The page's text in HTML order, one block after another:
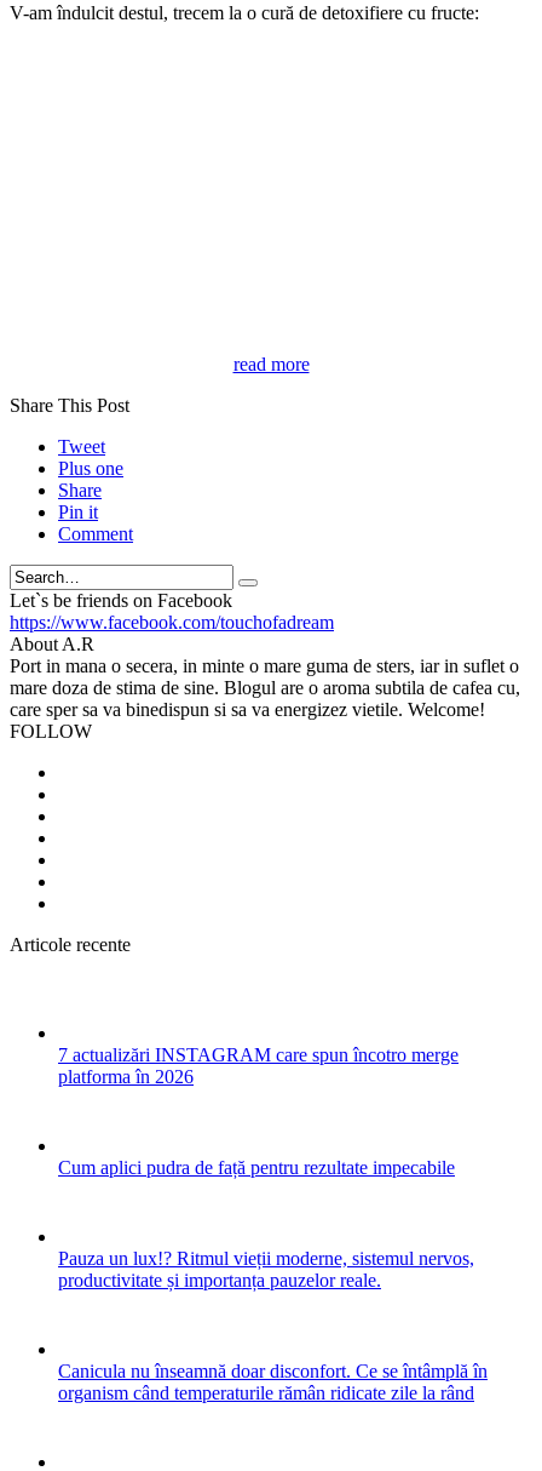
V-am îndulcit destul, trecem la o cură de detoxifiere cu fructe:
read more
Share This Post
Tweet
Plus one
Share
Pin it
Comment
Search
Let`s be friends on Facebook
https://www.facebook.com/touchofadream
About A.R
Port in mana o secera, in minte o mare guma de sters, iar in suflet o
mare doza de stima de sine. Blogul are o aroma subtila de cafea cu,
care sper sa va binedispun si sa va energizez vietile. Welcome!
FOLLOW
Articole recente
7 actualizări INSTAGRAM care spun încotro merge
platforma în 2026
Cum aplici pudra de față pentru rezultate impecabile
Pauza un lux!? Ritmul vieții moderne, sistemul nervos,
productivitate și importanța pauzelor reale.
Canicula nu înseamnă doar disconfort. Ce se întâmplă în
organism când temperaturile rămân ridicate zile la rând